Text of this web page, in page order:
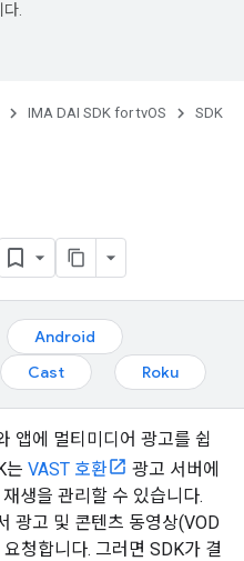
.
IMA DAI SDK for tvOS SDK
Android
Cast Roku
앱에 멀티미디어 광고를 쉽
는 VAST 호환
광고 서버에
생을 관리할 수 있습니다.
광고 및 콘텐츠 동영상(VOD
청합니다. 그러면 SDK가 결